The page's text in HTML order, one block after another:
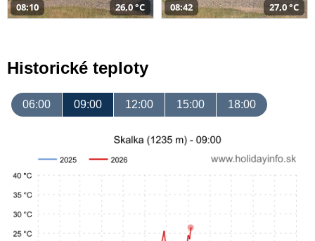
08:10 26,0 °C 08:42 27,0 °C
Historické teploty
06:00 09:00 12:00 15:00 18:00